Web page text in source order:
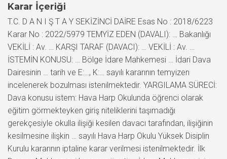
Karar İçeriği
T.C. D A N I Ş T A Y SEKİZİNCİ DAİRE Esas No : 2018/6223
Karar No : 2022/5979 TEMYİZ EDEN (DAVALI): … Bakanlığı
VEKİLİ : Av. … KARŞI TARAF (DAVACI): … VEKİLİ : Av. …
İSTEMİN KONUSU: … Bölge İdare Mahkemesi … İdari Dava
Dairesinin … tarih ve E:…, K:… sayılı kararının temyizen
incelenerek bozulması istenilmektedir. YARGILAMA SÜRECİ:
Dava konusu istem: Hava Harp Okulunda öğrenci olarak
eğitim görmekteyken giriş niteliklerini taşımadığı
gerekçesiyle okulla ilişiği kesilen davacı tarafından, ilişiğinin
kesilmesine ilişkin … sayılı Hava Harp Okulu Yüksek Disiplin
Kurulu kararının iptaline karar verilmesi istenilmektedir. İlk